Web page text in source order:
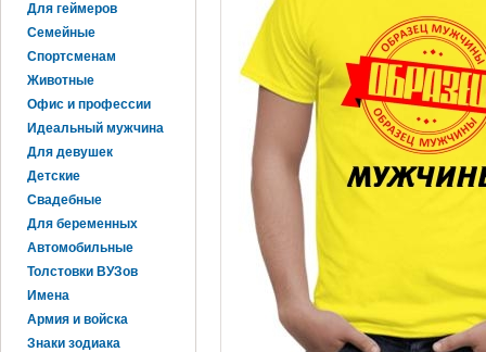
Для геймеров
Семейные
Спортсменам
Животные
Офис и профессии
Идеальный мужчина
Для девушек
Детские
Свадебные
Для беременных
Автомобильные
Толстовки ВУЗов
Имена
Армия и войска
Знаки зодиака